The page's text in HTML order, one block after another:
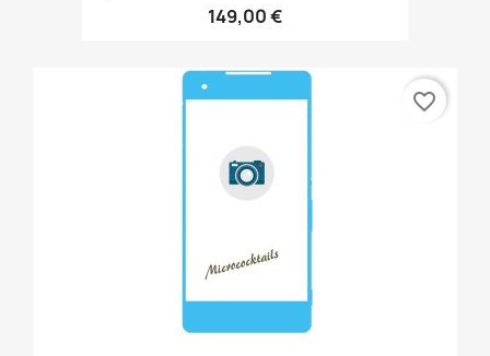
149,00 €
favorite_border